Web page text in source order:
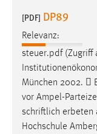
[PDF] DP89
Relevanz:
steuer.pdf (Zugriff
München 2002. 
vor Ampel-
schriftlich erbeten
Hochschule
Cookie Laufzeit:
STATISTIK
Statistik
Diese
unsere